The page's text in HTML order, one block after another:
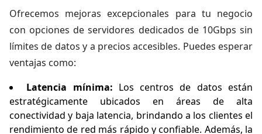
Ofrecemos mejoras excepcionales para tu negocio
con opciones de servidores dedicados de 10Gbps sin
límites de datos y a precios accesibles. Puedes esperar
ventajas como:
Latencia mínima: Los centros de datos están
estratégicamente ubicados en áreas de alta
conectividad y baja latencia, brindando a los clientes el
rendimiento de red más rápido y confiable. Además, la